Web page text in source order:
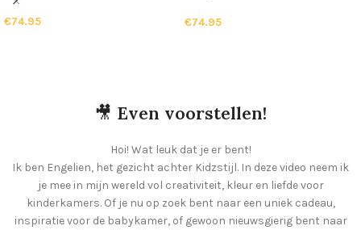
€74.95 €74.95
🎥 Even voorstellen!
Hoi! Wat leuk dat je er bent!
Ik ben Engelien, het gezicht achter Kidzstijl. In deze video neem ik
je mee in mijn wereld vol creativiteit, kleur en liefde voor
kinderkamers. Of je nu op zoek bent naar een uniek cadeau,
inspiratie voor de babykamer, of gewoon nieuwsgierig bent naar